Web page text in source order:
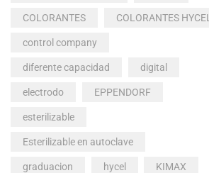
COLORANTES COLORANTES HYCEL
control company
diferente capacidad digital
electrodo EPPENDORF
esterilizable
Esterilizable en autoclave
graduacion hycel KIMAX